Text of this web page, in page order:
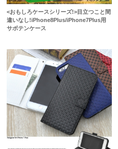
<おもしろケースシリーズ!>目立つこと間
違いなし!iPhone8Plus/iPhone7Plus用
サボテンケース